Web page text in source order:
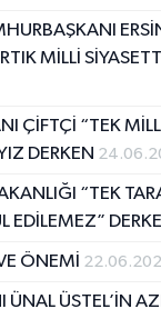
MİLLİ
ÇİFTÇİ “TEK
DERKEN
“TEK
EDİLEMEZ”
ÖNEMİ
ÜNAL ÜSTEL’İN